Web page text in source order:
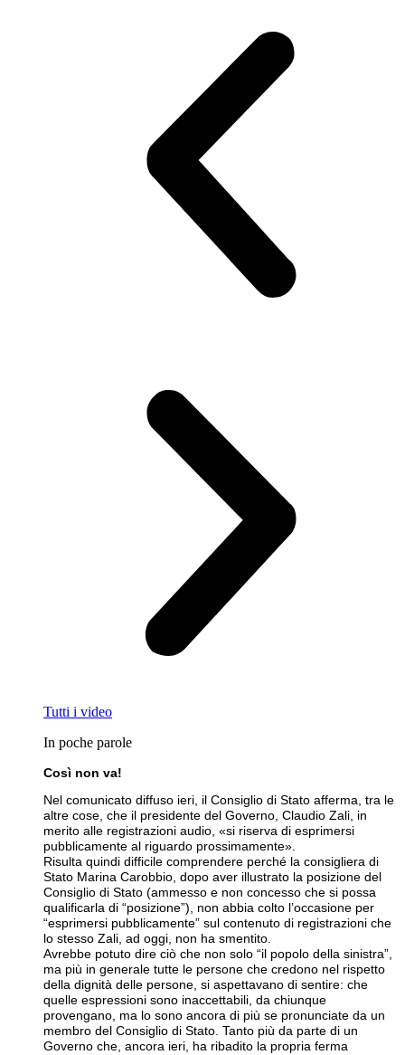
Tutti i video
In poche parole
Così non va!
Nel comunicato diffuso ieri, il Consiglio di Stato afferma, tra le
altre cose, che il presidente del Governo, Claudio Zali, in
merito alle registrazioni audio, «si riserva di esprimersi
pubblicamente al riguardo prossimamente».
Risulta quindi difficile comprendere perché la consigliera di
Stato Marina Carobbio, dopo aver illustrato la posizione del
Consiglio di Stato (ammesso e non concesso che si possa
qualificarla di “posizione”), non abbia colto l’occasione per
“esprimersi pubblicamente” sul contenuto di registrazioni che
lo stesso Zali, ad oggi, non ha smentito.
Avrebbe potuto dire ciò che non solo “il popolo della sinistra”,
ma più in generale tutte le persone che credono nel rispetto
della dignità delle persone, si aspettavano di sentire: che
quelle espressioni sono inaccettabili, da chiunque
provengano, ma lo sono ancora di più se pronunciate da un
membro del Consiglio di Stato. Tanto più da parte di un
Governo che, ancora ieri, ha ribadito la propria ferma